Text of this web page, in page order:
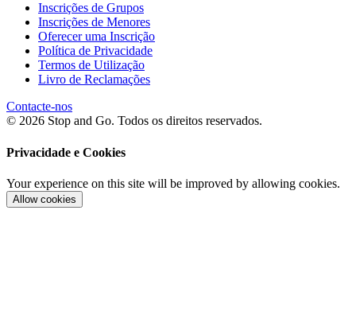
Inscrições de Grupos
Inscrições de Menores
Oferecer uma Inscrição
Política de Privacidade
Termos de Utilização
Livro de Reclamações
Contacte-nos
© 2026 Stop and Go. Todos os direitos reservados.
Privacidade e Cookies
Your experience on this site will be improved by allowing cookies.
Allow cookies